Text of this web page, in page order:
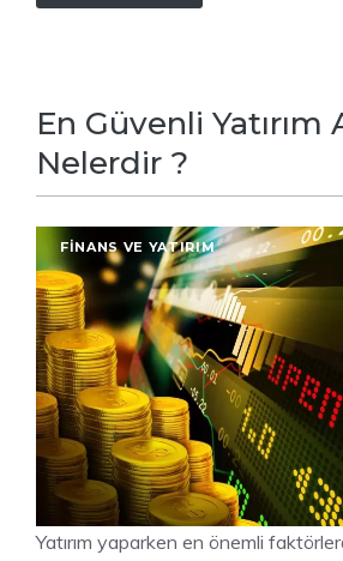
En Güvenli Yatırım
Nelerdir ?
FINANS VE YATIRIM
Yatırım yaparken en önemli